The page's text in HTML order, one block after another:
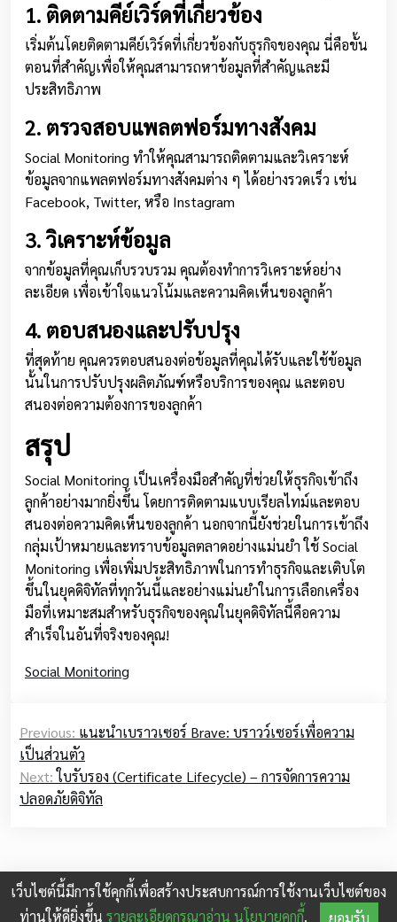
1. ติดตามคีย์เวิร์ดที่เกี่ยวข้อง
เริ่มต้นโดยติดตามคีย์เวิร์ดที่เกี่ยวข้องกับธุรกิจของคุณ นี่คือขั้น
ตอนที่สำคัญเพื่อให้คุณสามารถหาข้อมูลที่สำคัญและมี
ประสิทธิภาพ
2. ตรวจสอบแพลตฟอร์มทางสังคม
Social Monitoring ทำให้คุณสามารถติดตามและวิเคราะห์
ข้อมูลจากแพลตฟอร์มทางสังคมต่าง ๆ ได้อย่างรวดเร็ว เช่น
Facebook, Twitter, หรือ Instagram
3. วิเคราะห์ข้อมูล
จากข้อมูลที่คุณเก็บรวบรวม คุณต้องทำการวิเคราะห์อย่าง
ละเอียด เพื่อเข้าใจแนวโน้มและความคิดเห็นของลูกค้า
4. ตอบสนองและปรับปรุง
ที่สุดท้าย คุณควรตอบสนองต่อข้อมูลที่คุณได้รับและใช้ข้อมูล
นั้นในการปรับปรุงผลิตภัณฑ์หรือบริการของคุณ และตอบ
สนองต่อความต้องการของลูกค้า
สรุป
Social Monitoring เป็นเครื่องมือสำคัญที่ช่วยให้ธุรกิจเข้าถึง
ลูกค้าอย่างมากยิ่งขึ้น โดยการติดตามแบบเรียลไทม์และตอบ
สนองต่อความคิดเห็นของลูกค้า นอกจากนี้ยังช่วยในการเข้าถึง
กลุ่มเป้าหมายและทราบข้อมูลตลาดอย่างแม่นยำ ใช้ Social
Monitoring เพื่อเพิ่มประสิทธิภาพในการทำธุรกิจและเติบโต
ขึ้นในยุคดิจิทัลที่ทุกวันนี้และอย่างแม่นยำในการเลือกเครื่อง
มือที่เหมาะสมสำหรับธุรกิจของคุณในยุคดิจิทัลนี้คือความ
สำเร็จในอันที่จริงของคุณ!
Social Monitoring
navigation
Previous: แนะนำเบราวเซอร์ Brave: บราวว์เซอร์เพื่อความ
เป็นส่วนตัว
Next: ใบรับรอง (Certificate Lifecycle) – การจัดการความ
ปลอดภัยดิจิทัล
© 2026shopdd.info |
เว็บไซต์นี้มีการใช้คุกกี้เพื่อสร้างประสบการณ์การใช้งานเว็บไซต์ของ
ท่านให้ดียิ่งขึ้น รายละเอียดกรุณาอ่าน นโยบายคุกกี้. ยอมรับ